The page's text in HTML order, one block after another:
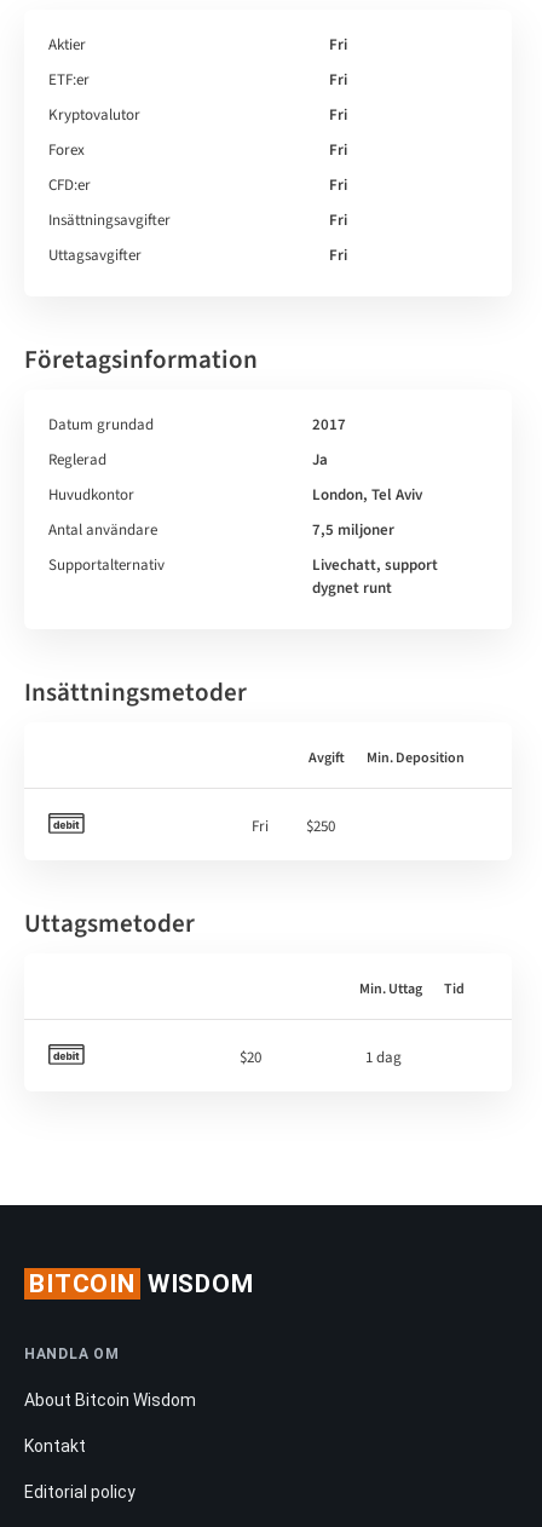
Aktier
Fri
ETF:er
Fri
Kryptovalutor
Fri
Forex
Fri
CFD:er
Fri
Insättningsavgifter
Fri
Uttagsavgifter
Fri
Företagsinformation
Datum grundad
2017
Reglerad
Ja
Huvudkontor
London, Tel Aviv
Antal användare
7,5 miljoner
Supportalternativ
Livechatt, support
dygnet runt
Insättningsmetoder
Avgift Min. Deposition
Fri $250
Uttagsmetoder
Min. Uttag Tid
$20 1 dag
BITCOIN WISDOM
HANDLA OM
About Bitcoin Wisdom
Kontakt
Editorial policy